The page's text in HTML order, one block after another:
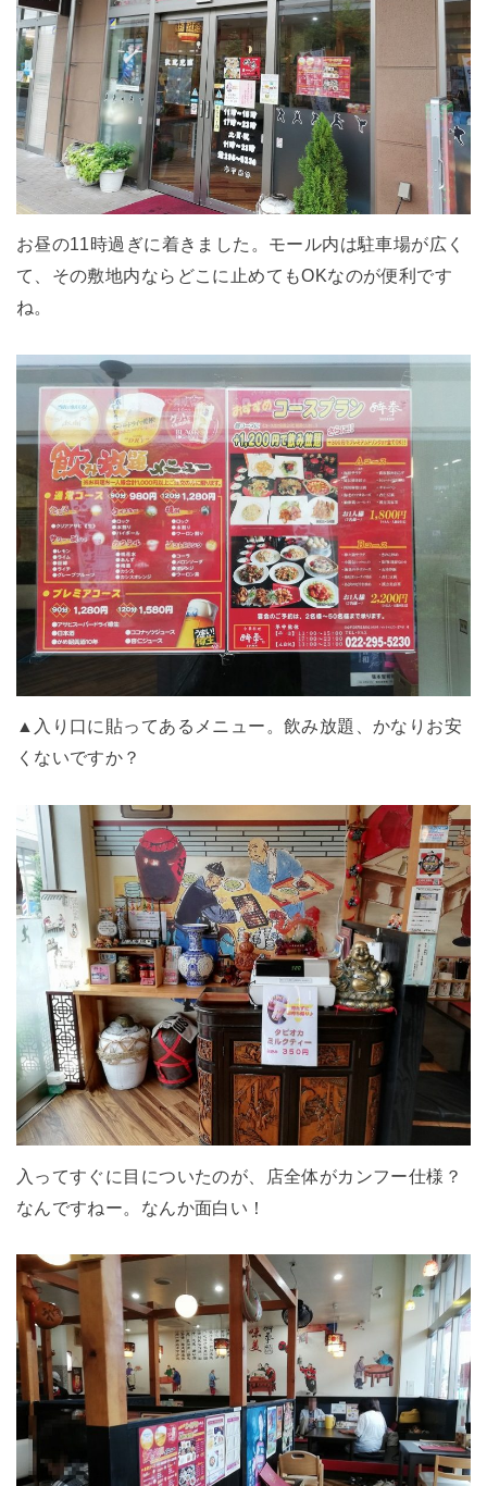
お昼の11時過ぎに着きました。モール内は駐車場が広く
て、その敷地内ならどこに止めてもOKなのが便利です
ね。
▲入り口に貼ってあるメニュー。飲み放題、かなりお安
くないですか？
入ってすぐに目についたのが、店全体がカンフー仕様？
なんですねー。なんか面白い！